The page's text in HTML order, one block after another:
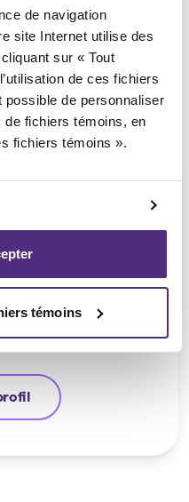
de navigation
site Internet utilise des
sur « Tout
de ces fichiers
de personnaliser
fichiers témoins, en
fichiers témoins ».
témoins
Cusson
SAI
Cusson